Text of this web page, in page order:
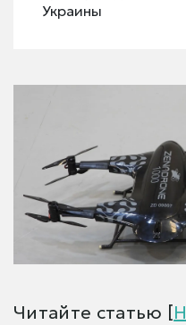
Украины
Читайте статью [